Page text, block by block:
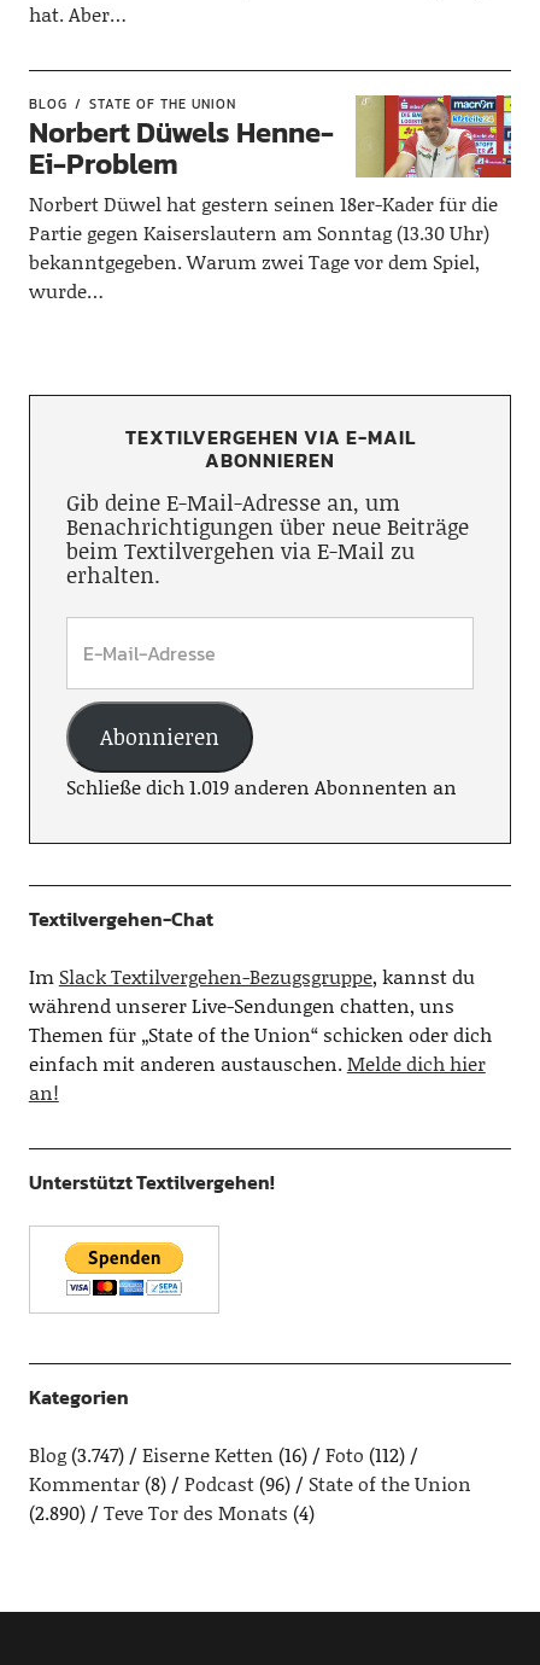
hat. Aber…
BLOG STATE OF THE UNION
Norbert Düwels Henne-
Ei-Problem
Norbert Düwel hat gestern seinen 18er-Kader für die
Partie gegen Kaiserslautern am Sonntag (13.30 Uhr)
bekanntgegeben. Warum zwei Tage vor dem Spiel,
wurde…
TEXTILVERGEHEN VIA E-MAIL
ABONNIEREN
Gib deine E-Mail-Adresse an, um
Benachrichtigungen über neue Beiträge
beim Textilvergehen via E-Mail zu
erhalten.
Abonnieren
Schließe dich 1.019 anderen Abonnenten an
Textilvergehen-Chat
Im Slack Textilvergehen-Bezugsgruppe, kannst du
während unserer Live-Sendungen chatten, uns
Themen für „State of the Union“ schicken oder dich
einfach mit anderen austauschen.Melde dich hier
an!
Unterstützt Textilvergehen!
Kategorien
Blog(3.747) Eiserne Ketten (16) Foto (112)
Kommentar(8) Podcast(96)
State of the Union
(2.890)
Teve Tor des Monats (4)